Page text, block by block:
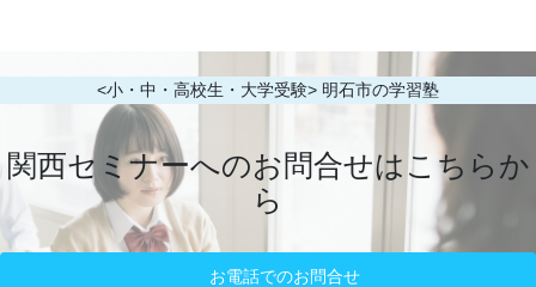
<小・中・高校生・大学受験> 明石市の学習塾
関西セミナーへのお問合せはこちらか
ら
お電話でのお問合せ